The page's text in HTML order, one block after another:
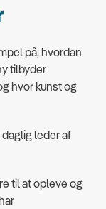
på, hvordan
tilbyder
hvor kunst og
leder af
til at opleve og